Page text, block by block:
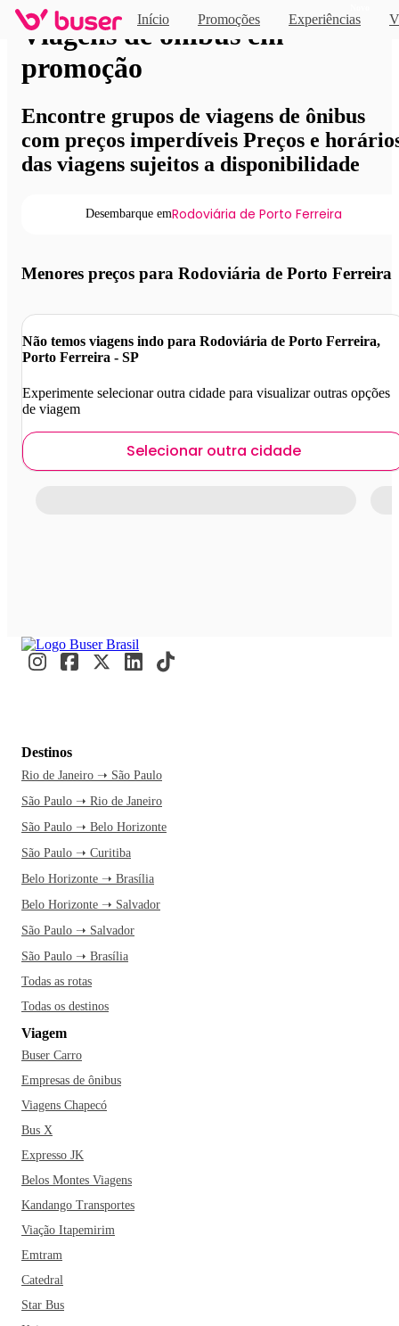
Início Promoções Experiências
Viagens de ônibus em
promoção
Encontre grupos de viagens de ônibus
com preços imperdíveis Preços e
das viagens sujeitos a disponibilidade
Desembarque emRodoviária de Porto Ferreira
Menores preços para Rodoviária de Porto Ferreira
Não temos viagens indo para Rodoviária de Porto Ferreira,
Porto Ferreira - SP
Experimente selecionar outra cidade para visualizar outras opções
de viagem
Selecionar outra cidade
Destinos
Rio de Janeiro ➝ São Paulo
São Paulo ➝ Rio de Janeiro
São Paulo ➝ Belo Horizonte
São Paulo ➝ Curitiba
Belo Horizonte ➝ Brasília
Belo Horizonte ➝ Salvador
São Paulo ➝ Salvador
São Paulo ➝ Brasília
Todas as rotas
Todas os destinos
Viagem
Buser Carro
Empresas de ônibus
Viagens Chapecó
Bus X
Expresso JK
Belos Montes Viagens
Kandango Transportes
Viação Itapemirim
Emtram
Catedral
Star Bus